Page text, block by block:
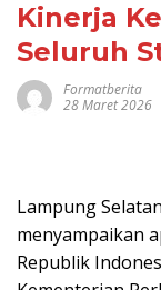
Kinerja
Seluruh
Formatberita
28 Maret 2026
Lampung
menyampaikan
Republik